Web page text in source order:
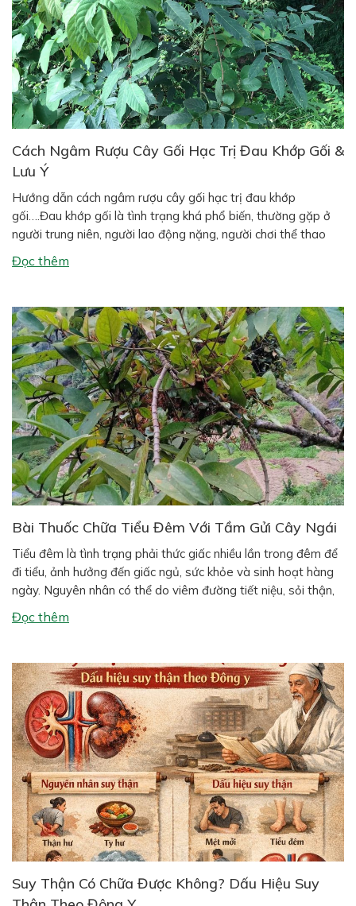
Cách Ngâm Rượu Cây Gối Hạc Trị Đau Khớp Gối &
Lưu Ý
Hướng dẫn cách ngâm rượu cây gối hạc trị đau khớp
gối….Đau khớp gối là tình trạng khá phổ biến, thường gặp ở
người trung niên, người lao động nặng, người chơi thể thao
hoặc người có tiền sử thoái hóa xương khớp. Bên cạnh các
phương pháp hiện đại, nhiều người vẫn tin dùng […]
Đọc thêm
Bài Thuốc Chữa Tiểu Đêm Với Tầm Gửi Cây Ngái
Tiểu đêm là tình trạng phải thức giấc nhiều lần trong đêm để
đi tiểu, ảnh hưởng đến giấc ngủ, sức khỏe và sinh hoạt hàng
ngày. Nguyên nhân có thể do viêm đường tiết niệu, sỏi thận,
suy thận, phì đại tiền liệt tuyến (ở nam giới), hoặc thói quen
sinh hoạt như uống […]
Đọc thêm
Suy Thận Có Chữa Được Không? Dấu Hiệu Suy